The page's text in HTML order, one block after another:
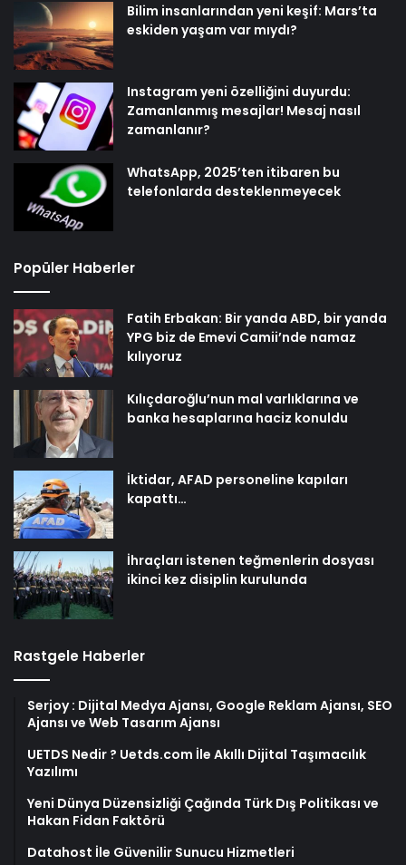
Bilim insanlarından yeni keşif: Mars’ta
eskiden yaşam var mıydı?
Instagram yeni özelliğini duyurdu:
Zamanlanmış mesajlar! Mesaj nasıl
zamanlanır?
WhatsApp, 2025’ten itibaren bu
telefonlarda desteklenmeyecek
Popüler Haberler
Fatih Erbakan: Bir yanda ABD, bir yanda
YPG biz de Emevi Camii’nde namaz
kılıyoruz
Kılıçdaroğlu’nun mal varlıklarına ve
banka hesaplarına haciz konuldu
İktidar, AFAD personeline kapıları
kapattı…
İhraçları istenen teğmenlerin dosyası
ikinci kez disiplin kurulunda
Rastgele Haberler
Serjoy : Dijital Medya Ajansı, Google Reklam Ajansı, SEO
Ajansı ve Web Tasarım Ajansı
UETDS Nedir ? Uetds.com İle Akıllı Dijital Taşımacılık
Yazılımı
Yeni Dünya Düzensizliği Çağında Türk Dış Politikası ve
Hakan Fidan Faktörü
Datahost İle Güvenilir Sunucu Hizmetleri